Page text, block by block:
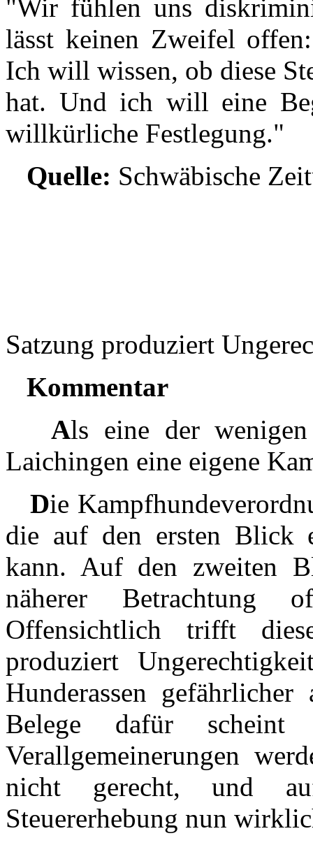
"Wir fühlen uns
lässt keinen Zweifel
Ich will wissen, ob diese
hat. Und ich will eine
willkürliche Festlegung."
Quelle: Schwäbische
Satzung produziert
Kommentar
Als eine der
Laichingen eine eigene
Die
die auf den ersten Blick
kann. Auf den zweiten
näherer Betrachtung
Offensichtlich trifft
produziert
Hunderassen
Belege dafür
Verallgemeinerungen
nicht gerecht, und
Steuererhebung nun